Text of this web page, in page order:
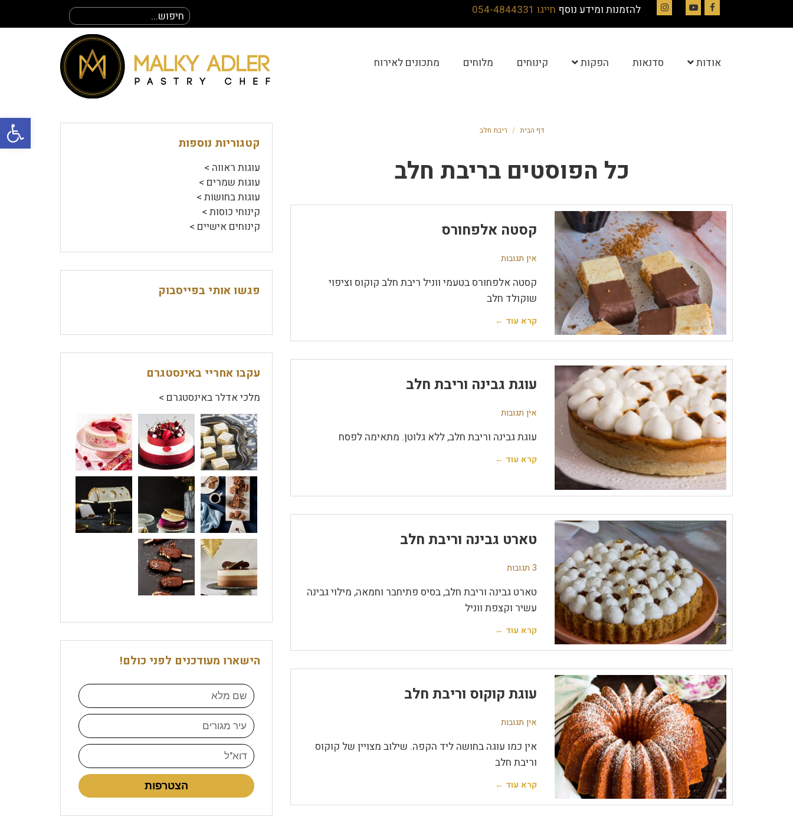
פתח
להזמנות ומידע נוסף חייגו 054-4844331
חיפוש
עבור:
אודות סדנאות הפקות קינוחים מלוחים מתכונים לאירוח
דף הבית / ריבת חלב
כל הפוסטים בריבת חלב
קסטה אלפחורס
אין תגובות
קסטה אלפחורס בטעמי ווניל ריבת חלב קוקוס וציפוי
שוקולד חלב
קרא עוד ←
עוגת גבינה וריבת חלב
אין תגובות
עוגת גבינה וריבת חלב, ללא גלוטן. מתאימה לפסח
קרא עוד ←
טארט גבינה וריבת חלב
3 תגובות
טארט גבינה וריבת חלב, בסיס פתיחבר וחמאה, מילוי גבינה
עשיר וקצפת ווניל
קרא עוד ←
עוגת קוקוס וריבת חלב
אין תגובות
אין כמו עוגה בחושה ליד הקפה. שילוב מצויין של קוקוס
וריבת חלב
קרא עוד ←
קטגוריות נוספות
עוגות ראווה >
עוגות שמרים >
עוגות בחושות >
קינוחי כוסות >
קינוחים אישיים >
פגשו אותי בפייסבוק
עקבו אחריי באינסטגרם
מלכי אדלר באינסטגרם >
הישארו מעודכנים לפני כולם!
הצטרפות